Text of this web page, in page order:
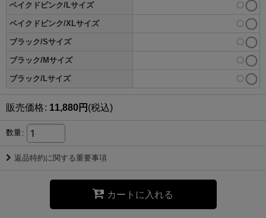
ベイクドピンク/Lサイズ 〇
ベイクドピンク/XLサイズ 〇
ブラック/Sサイズ 〇
ブラック/Mサイズ 〇
ブラック/Lサイズ 〇
販売価格: 11,880円 (税込)
数量:
返品特約に関する重要事項
カートに入れる